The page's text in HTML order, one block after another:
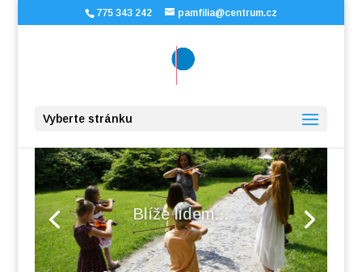
775 343 242 pamfilia@centrum.cz
Vyberte stránku
Blíže lidem...